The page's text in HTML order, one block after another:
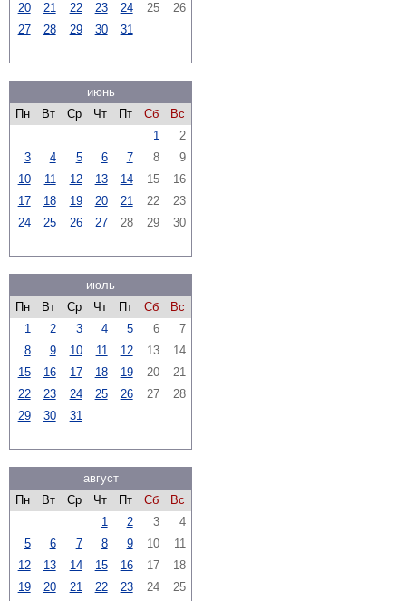
20
21 22 23 24 25
26
27
28 29 30 31
июнь
Пн
Вт Ср Чт Пт Сб
Вс
1
2
3
4 5 6 7 8
9
10
11 12 13 14 15
16
17
18 19 20 21 22
23
24
25 26 27 28 29 30
июль
Пн
Вт Ср Чт Пт Сб
Вс
1
2 3 4 5 6
7
8
9 10 11 12 13
14
15
16 17 18 19 20
21
22
23 24 25 26 27
28
29
30 31
август
Пн
Вт Ср Чт Пт Сб
Вс
1
2 3
4
5
6 7 8 9 10
11
12
13 14 15 16 17
18
19
20 21 22 23 24
25